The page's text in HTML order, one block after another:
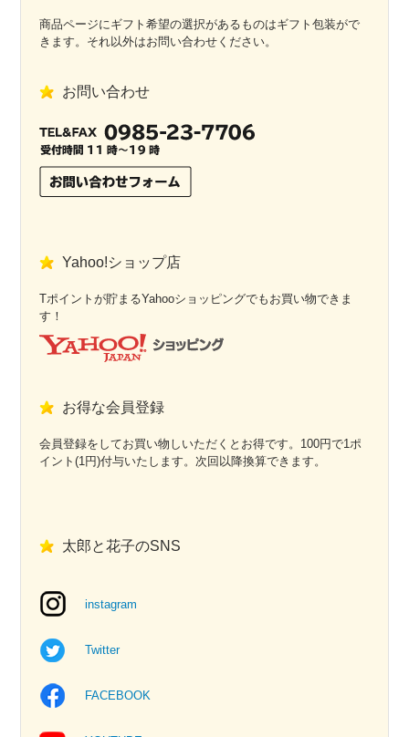
商品ページにギフト希望の選択があるものはギフト包装がで
きます。それ以外はお問い合わせください。
お問い合わせ
Yahoo!ショップ店
Tポイントが貯まるYahooショッピングでもお買い物できま
す！
お得な会員登録
会員登録をしてお買い物しいただくとお得です。100円で1ポ
イント(1円)付与いたします。次回以降換算できます。
太郎と花子のSNS
instagram
Twitter
FACEBOOK